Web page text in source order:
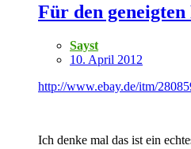
Für den geneigten
Sayst
10. April 2012
http://www.ebay.de/itm/
Ich denke mal das ist ein